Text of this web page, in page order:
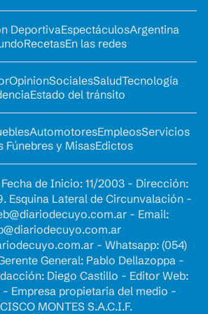
DeportivaEspectáculosArgentina
RecetasEn las redes
OpinionSocialesSaludTecnología
Estado del tránsito
AutomotoresEmpleosServicios
Fúnebres y MisasEdictos
de Inicio: 11/2003 - Dirección:
Esquina Lateral de Circunvalación -
- Email:
- Whatsapp: (054)
General: Pablo Dellazoppa -
Diego Castillo - Editor Web:
Empresa propietaria del medio -
MONTES S.A.C.I.F.